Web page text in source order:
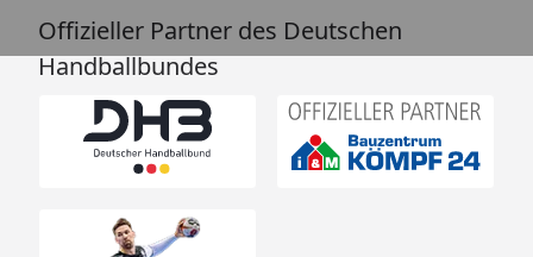
Offizieller Partner des Deutschen
Handballbundes